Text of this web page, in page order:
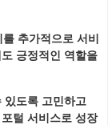
추가적으로 서비
긍정적인 역할을
있도록 고민하고
털 서비스로 성장